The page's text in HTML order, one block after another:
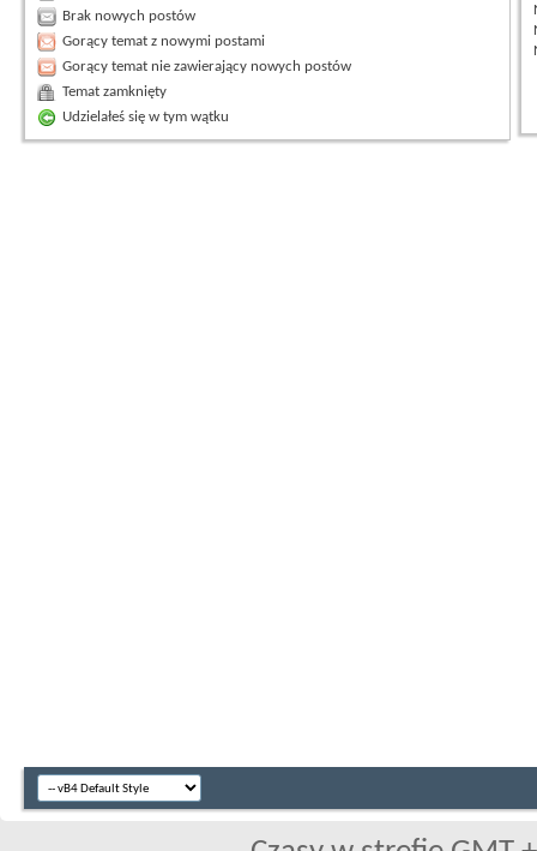
Brak nowych postów
Gorący temat z nowymi postami
Gorący temat nie zawierający nowych postów
Temat zamknięty
Udzielałeś się w tym wątku